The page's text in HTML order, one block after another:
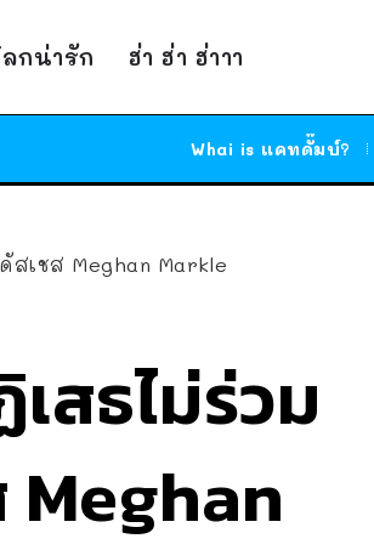
กน่ารัก ฮ่า ฮ่า ฮ่าาา
Whai is แคทดั๊มบ์?
เชส Meghan Markle
สธไม่ร่วม